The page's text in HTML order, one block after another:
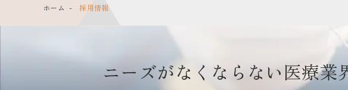
ホーム 採用情報
ニーズがなくならない医療業